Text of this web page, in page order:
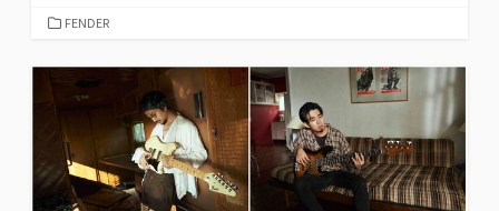
カ
ゴ
FENDER